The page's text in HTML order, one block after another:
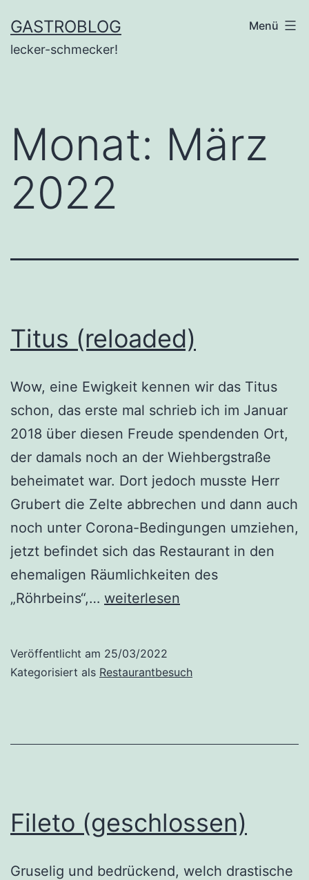
Inhalt
springen
GASTROBLOG
lecker-schmecker!
Menü
Monat: März
2022
Titus (reloaded)
Wow, eine Ewigkeit kennen wir das Titus
schon, das erste mal schrieb ich im Januar
2018 über diesen Freude spendenden Ort,
der damals noch an der Wiehbergstraße
beheimatet war. Dort jedoch musste Herr
Grubert die Zelte abbrechen und dann auch
noch unter Corona-Bedingungen umziehen,
jetzt befindet sich das Restaurant in den
ehemaligen Räumlichkeiten des
„Röhrbeins“,… Titus
weiterlesen
Veröffentlicht am 25/03/2022
Kategorisiert als Restaurantbesuch
Fileto (geschlossen)
Gruselig und bedrückend, welch drastische